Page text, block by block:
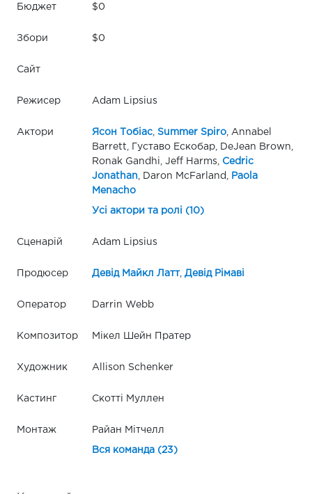
Бюджет $0
Збори $0
Сайт
Режисер Adam Lipsius
Актори Ясон Тобіас, Summer Spiro, Annabel
Barrett, Густаво Ескобар, DeJean Brown,
Ronak Gandhi, Jeff Harms,
Cedric
Jonathan , Daron McFarland,
Paola
Menacho
Усі актори та ролі (10)
Сценарій Adam Lipsius
Продюсер Девід Майкл Латт, Девід Рімаві
Оператор Darrin Webb
Композитор Мікел Шейн Пратер
Художник Allison Schenker
Кастинг Скотті Муллен
Монтаж Райан Мітчелл
Вся команда (23)